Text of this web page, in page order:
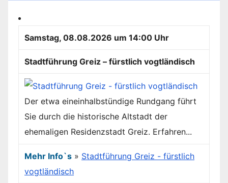
Samstag, 08.08.2026 um 14:00 Uhr
Stadtführung Greiz – fürstlich vogtländisch
Der etwa eineinhalbstündige Rundgang führt
Sie durch die historische Altstadt der
ehemaligen Residenzstadt Greiz. Erfahren...
Mehr Info`s » Stadtführung Greiz - fürstlich
vogtländisch